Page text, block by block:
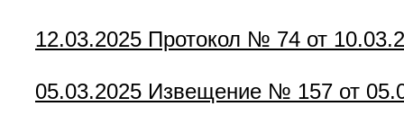
12.03.2025 Протокол № 74 от
05.03.2025 Извещение № 157 от